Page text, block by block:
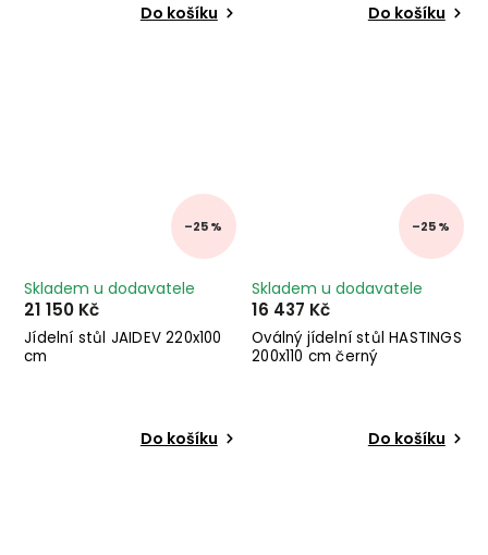
Do košíku Do košíku
–25 %
Jídelní stůl JAIDEV 220x100
cm
Skladem u dodavatele
21 150 Kč
Do košíku
–25 %
Oválný jídelní stůl HASTINGS
200x110 cm černý
Skladem u dodavatele
16 437 Kč
Do košíku